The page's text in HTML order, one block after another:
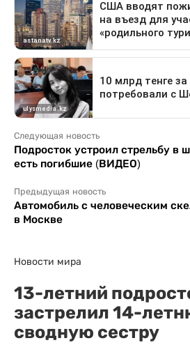
Следующая новость
Подросток устроил стрельбу в
есть погибшие (ВИДЕО)
Предыдущая новость
Автомобиль с человеческим
в Москве
Новости мира
13-летний
застрелил 14-
сводную сестру